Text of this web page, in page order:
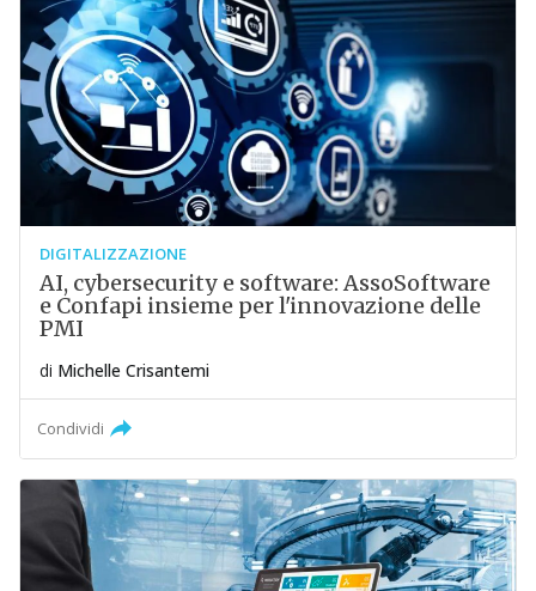
DIGITALIZZAZIONE
AI, cybersecurity e software: AssoSoftware
e Confapi insieme per l'innovazione delle
PMI
di Michelle Crisantemi
Condividi